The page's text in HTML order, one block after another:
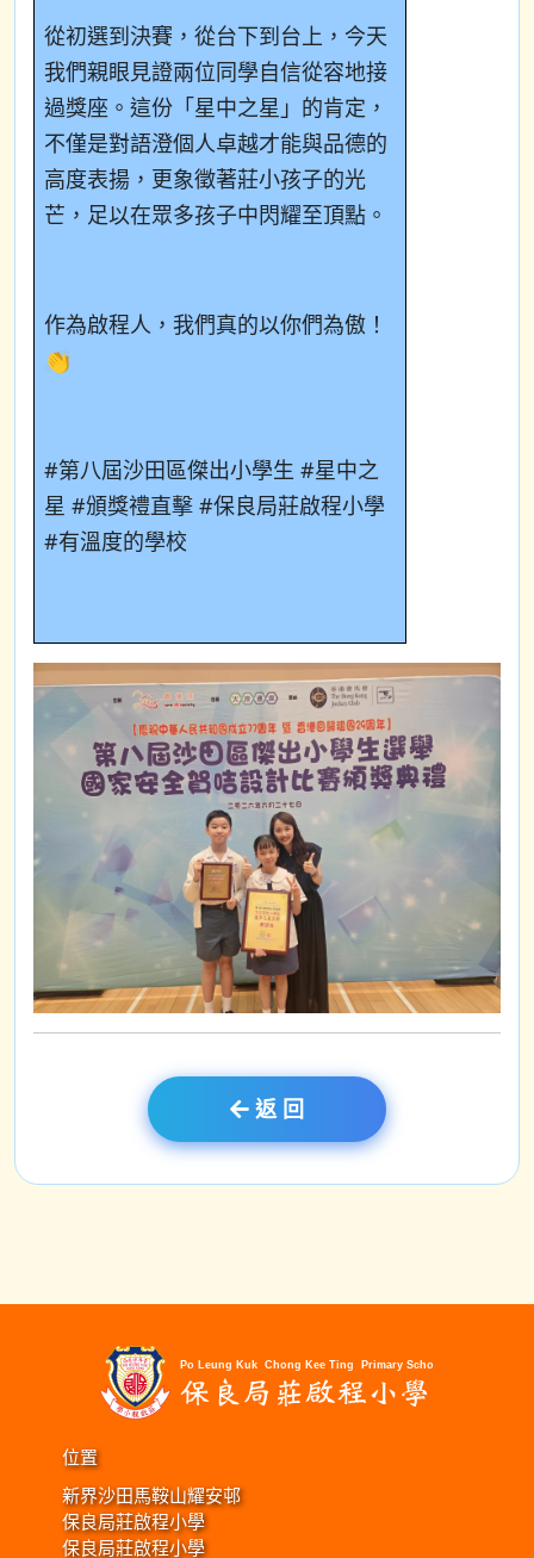
從初選到決賽，從台下到台上，今天
我們親眼見證兩位同學自信從容地接
過獎座。這份「星中之星」的肯定，
不僅是對語澄個人卓越才能與品德的
高度表揚，更象徵著莊小孩子的光
芒，足以在眾多孩子中閃耀至頂點。
作為啟程人，我們真的以你們為傲！
👏
#第八屆沙田區傑出小學生 #星中之
星 #頒獎禮直擊 #保良局莊啟程小學
#有溫度的學校
返 回
位置
新界沙田馬鞍山耀安邨
保良局莊啟程小學
保良局莊啟程小學